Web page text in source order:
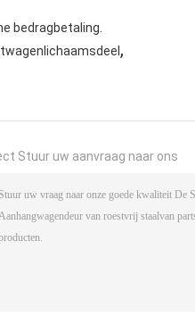
bedragbetaling.
,
Stuur uw aanvraag naar ons